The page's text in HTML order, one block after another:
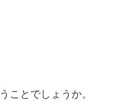
ことでしょうか。